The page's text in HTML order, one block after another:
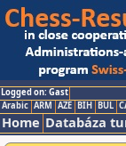
Logged on: Gast
Arabic ARM AZE BIH BUL
Home Databáza